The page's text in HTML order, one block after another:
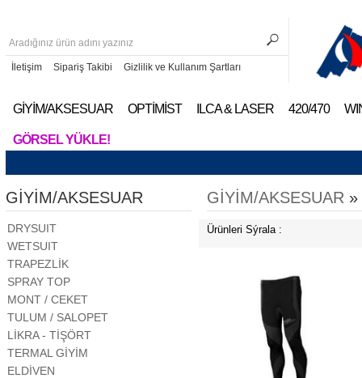
İletişim Sipariş Takibi Gizlilik ve Kullanım Şartları
GİYİM/AKSESUAR OPTİMİST ILCA & LASER 420/470
GÖRSEL YÜKLE!
GİYİM/AKSESUAR
DRYSUIT
WETSUIT
TRAPEZLİK
SPRAY TOP
MONT / CEKET
TULUM / SALOPET
LİKRA - TİŞÖRT
TERMAL GİYİM
ELDİVEN
GİYİM/AKSESUAR »
Ürünleri Sýrala :